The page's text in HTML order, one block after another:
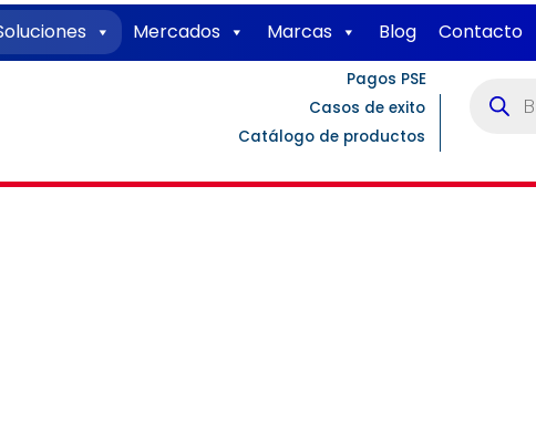
Mercados Marcas Blog Contacto
Pagos PSE
Casos de exito
Catálogo de productos